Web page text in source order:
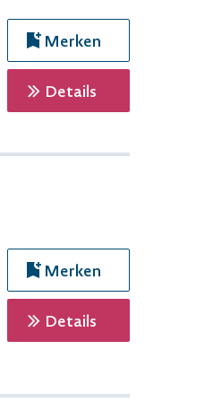
Merken
Detailszur
Merken
Detailszur